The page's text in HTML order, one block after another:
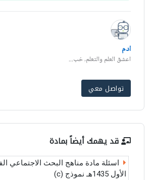
ادم
اعشق العلم والتعلم, خب...
تواصل معي
قد يهمك أيضاً بمادة
اسئلة مادة مناهج البحث الاجتماعي
الأول 1435هـ نموذج (c)